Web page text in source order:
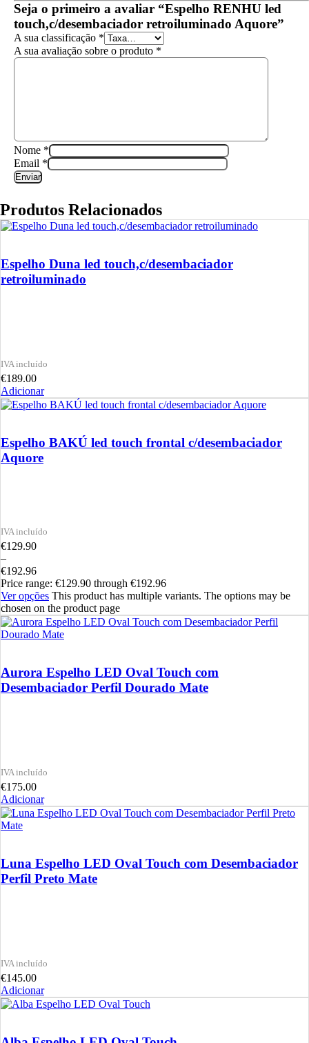
Seja o primeiro a avaliar “Espelho RENHU led
touch,c/desembaciador retroiluminado Aquore”
A sua classificação *
A sua avaliação sobre o produto *
Nome *
Email *
Produtos Relacionados
Espelho Duna led touch,c/desembaciador
retroiluminado
€189.00
Adicionar
Espelho BAKÚ led touch frontal c/desembaciador
Aquore
€129.90
–
€192.96
Price range: €129.90 through €192.96
Ver opções This product has multiple variants. The options may be
chosen on the product page
Aurora Espelho LED Oval Touch com
Desembaciador Perfil Dourado Mate
€175.00
Adicionar
Luna Espelho LED Oval Touch com Desembaciador
Perfil Preto Mate
€145.00
Adicionar